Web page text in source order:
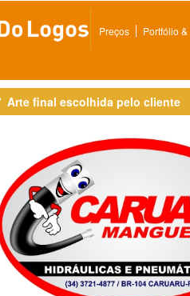
Preços Portfólio
Arte final escolhida pelo cliente